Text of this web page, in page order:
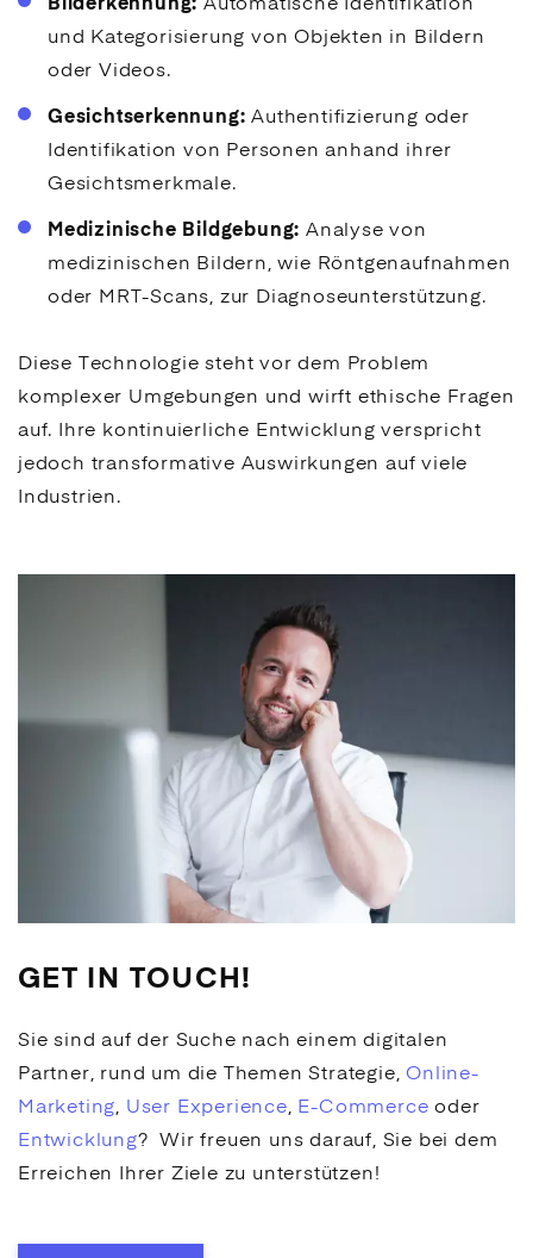
Bilderkennung: Automatische Identifikation
und Kategorisierung von Objekten in Bildern
oder Videos.
Gesichtserkennung:Authentifizierung oder
Identifikation von Personen anhand ihrer
Gesichtsmerkmale.
Medizinische Bildgebung: Analyse von
medizinischen Bildern, wie Röntgenaufnahmen
oder MRT-Scans, zur Diagnoseunterstützung.
Diese Technologie steht vor dem Problem
komplexer Umgebungen und wirft ethische Fragen
auf. Ihre kontinuierliche Entwicklung verspricht
jedoch transformative Auswirkungen auf viele
Industrien.
GET IN TOUCH!
Sie sind auf der Suche nach einem digitalen
Partner, rund um die Themen Strategie,Online-
Marketing, User Experience, E-Commerce oder
Entwicklung? Wir freuen uns darauf, Sie bei dem
Erreichen Ihrer Ziele zu unterstützen!